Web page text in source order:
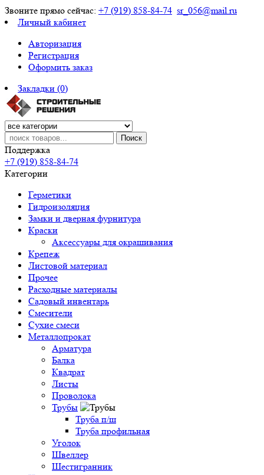
Звоните прямо сейчас: +7 (919) 858-84-74 sr_056@mail.ru
Личный кабинет
Авторизация
Регистрация
Оформить заказ
Закладки (0)
Поиск
Поддержка
+7 (919) 858-84-74
Категории
Герметики
Гидроизоляция
Замки и дверная фурнитура
Краски
Аксессуары для окрашивания
Крепеж
Листовой материал
Прочее
Расходные материалы
Садовый инвентарь
Смесители
Сухие смеси
Металлопрокат
Арматура
Балка
Квадрат
Листы
Проволока
Трубы
Труба п/ш
Труба профильная
Уголок
Швеллер
Шестигранник